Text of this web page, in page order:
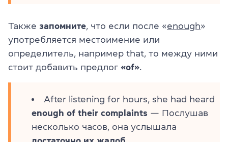
Также запомните , что если после «enough»
употребляется местоимение или
определитель, например that, то между ними
стоит добавить предлог «of»
After listening for hours, she had heard
enough of their complaints — Послушав
несколько часов, она услышала